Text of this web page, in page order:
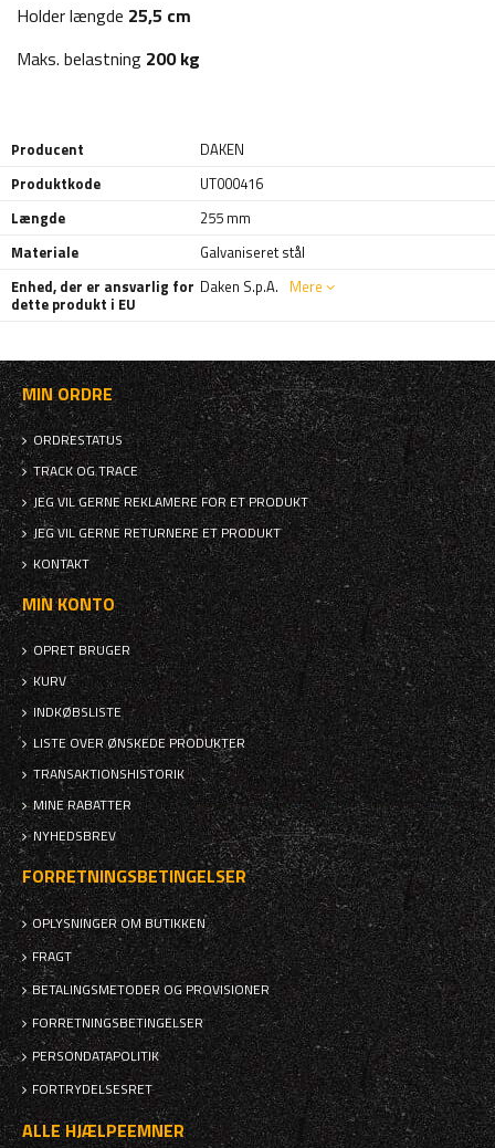
Holder længde 25,5 cm
Maks. belastning 200 kg
Producent
DAKEN
Produktkode
UT000416
Længde
255 mm
Materiale
Galvaniseret stål
Enhed, der er ansvarlig for
dette produkt i EU
Daken S.p.A. Mere
MIN ORDRE
ORDRESTATUS
TRACK OG TRACE
JEG VIL GERNE REKLAMERE FOR ET PRODUKT
JEG VIL GERNE RETURNERE ET PRODUKT
KONTAKT
MIN KONTO
OPRET BRUGER
KURV
INDKØBSLISTE
LISTE OVER ØNSKEDE PRODUKTER
TRANSAKTIONSHISTORIK
MINE RABATTER
NYHEDSBREV
FORRETNINGSBETINGELSER
OPLYSNINGER OM BUTIKKEN
FRAGT
BETALINGSMETODER OG PROVISIONER
FORRETNINGSBETINGELSER
PERSONDATAPOLITIK
FORTRYDELSESRET
ALLE HJÆLPEEMNER